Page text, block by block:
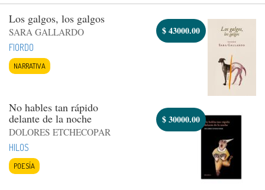
Los galgos, los galgos
SARA GALLARDO
FIORDO
NARRATIVA
$43000.00
No hables tan rápido
delante de la noche
DOLORES ETCHECOPAR
HILOS
POESÍA
$30000.00